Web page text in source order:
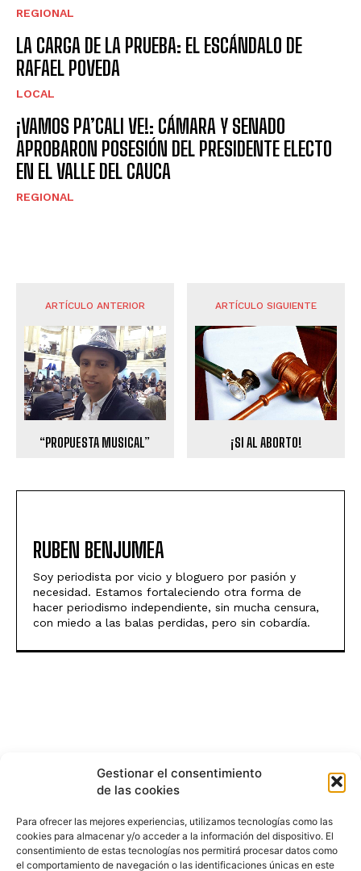
Gestionar el consentimiento
de las cookies
Para ofrecer las mejores experiencias, utilizamos tecnologías como las
cookies para almacenar y/o acceder a la información del dispositivo. El
consentimiento de estas tecnologías nos permitirá procesar datos como
el comportamiento de navegación o las identificaciones únicas en este
REGIONAL
LA CARGA DE LA PRUEBA: EL ESCÁNDALO DE
RAFAEL POVEDA
LOCAL
¡VAMOS PA’CALI VE!: CÁMARA Y SENADO
APROBARON POSESIÓN DEL PRESIDENTE ELECTO
EN EL VALLE DEL CAUCA
REGIONAL
ARTÍCULO ANTERIOR
“PROPUESTA MUSICAL”
ARTÍCULO SIGUIENTE
¡SI AL ABORTO!
RUBEN BENJUMEA
Soy periodista por vicio y bloguero por pasión y
necesidad. Estamos fortaleciendo otra forma de
hacer periodismo independiente, sin mucha censura,
con miedo a las balas perdidas, pero sin cobardía.